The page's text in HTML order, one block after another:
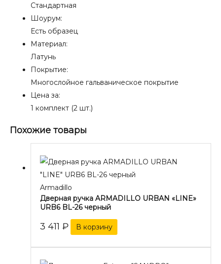
Стандартная
Шоурум:
Есть образец
Материал:
Латунь
Покрытие:
Многослойное гальваническое покрытие
Цена за:
1 комплект (2 шт.)
Похожие товары
Armadillo
Дверная ручка ARMADILLO URBAN «LINE»
URB6 BL-26 черный
3 411 ₽ В корзину